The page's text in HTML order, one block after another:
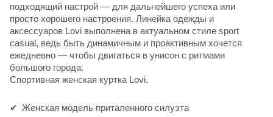
подходящий настрой — для дальнейшего успеха или
просто хорошего настроения. Линейка одежды и
аксессуаров Lovi выполнена в актуальном стиле sport
casual, ведь быть динамичным и проактивным хочется
ежедневно — чтобы двигаться в унисон с ритмами
большого города.
Спортивная женская куртка Lovi.
Женская модель приталенного силуэта